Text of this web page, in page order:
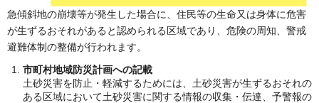
急傾斜地の崩壊等が発生した場合に、住民等の生命又は身体に危害
が生ずるおそれがあると認められる区域であり、危険の周知、警戒
避難体制の整備が行われます。
市町村地域防災計画への記載
土砂災害を防止・軽減するためには、土砂災害が生ずるおそれの
ある区域において土砂災害に関する情報の収集・伝達、予警報の